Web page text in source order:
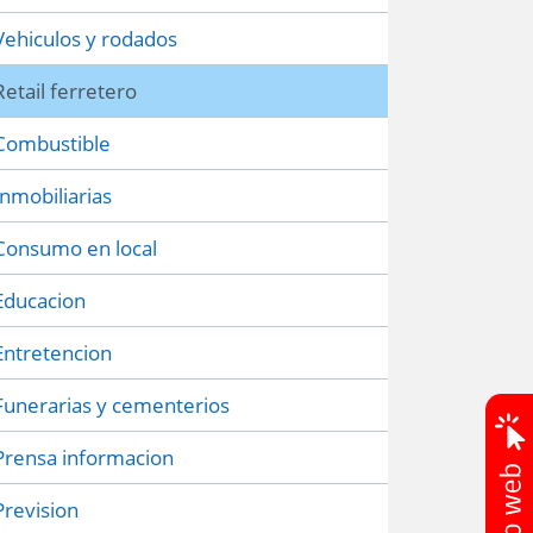
y rodados
ferretero
en local
y cementerios
informacion